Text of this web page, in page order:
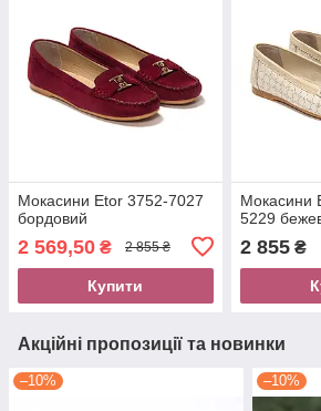
Мокасини Etor 3752-7027
бордовий
2 569,50 ₴ 2 855 ₴
Купити
Мокасини
5229
2 855₴
Акційні пропозиції та новинки
–10% –10%